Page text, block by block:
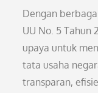
Dengan
UU No. 5 Tahun
upaya untuk
tata usaha
transparan,